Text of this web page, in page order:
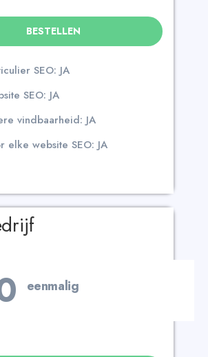
SEO: JA
SEO: JA
vindbaarheid: JA
elke website SEO: JA
BESTELLEN
eenmalig